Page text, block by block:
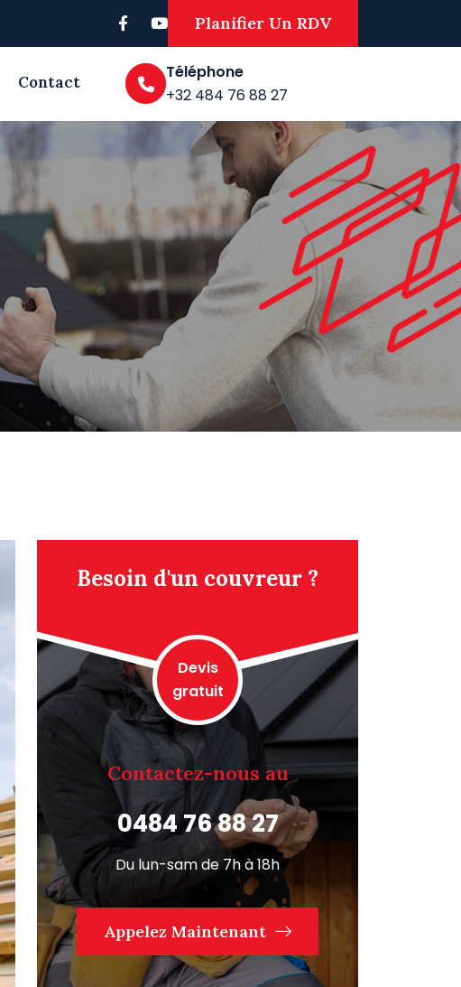
Planifier Un RDV
Contact
Téléphone
+32 484 76 88 27
Besoin d'un couvreur ?
Devis
gratuit
Contactez-nous au
0484 76 88 27
Du lun-sam de 7h à 18h
Appelez Maintenant